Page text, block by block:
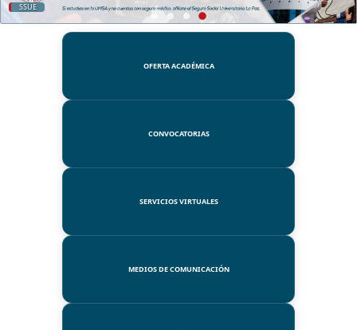
SSUE
OFERTA ACADÉMICA
CONVOCATORIAS
SERVICIOS VIRTUALES
MEDIOS DE COMUNICACIÓN